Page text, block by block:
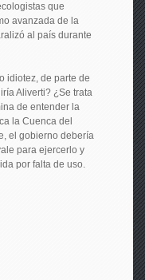
que
avanzada de la
al país durante
idiotez, de parte de
Aliverti? ¿Se trata
de entender la
la Cuenca del
el gobierno debería
para ejercerlo y
por falta de uso.